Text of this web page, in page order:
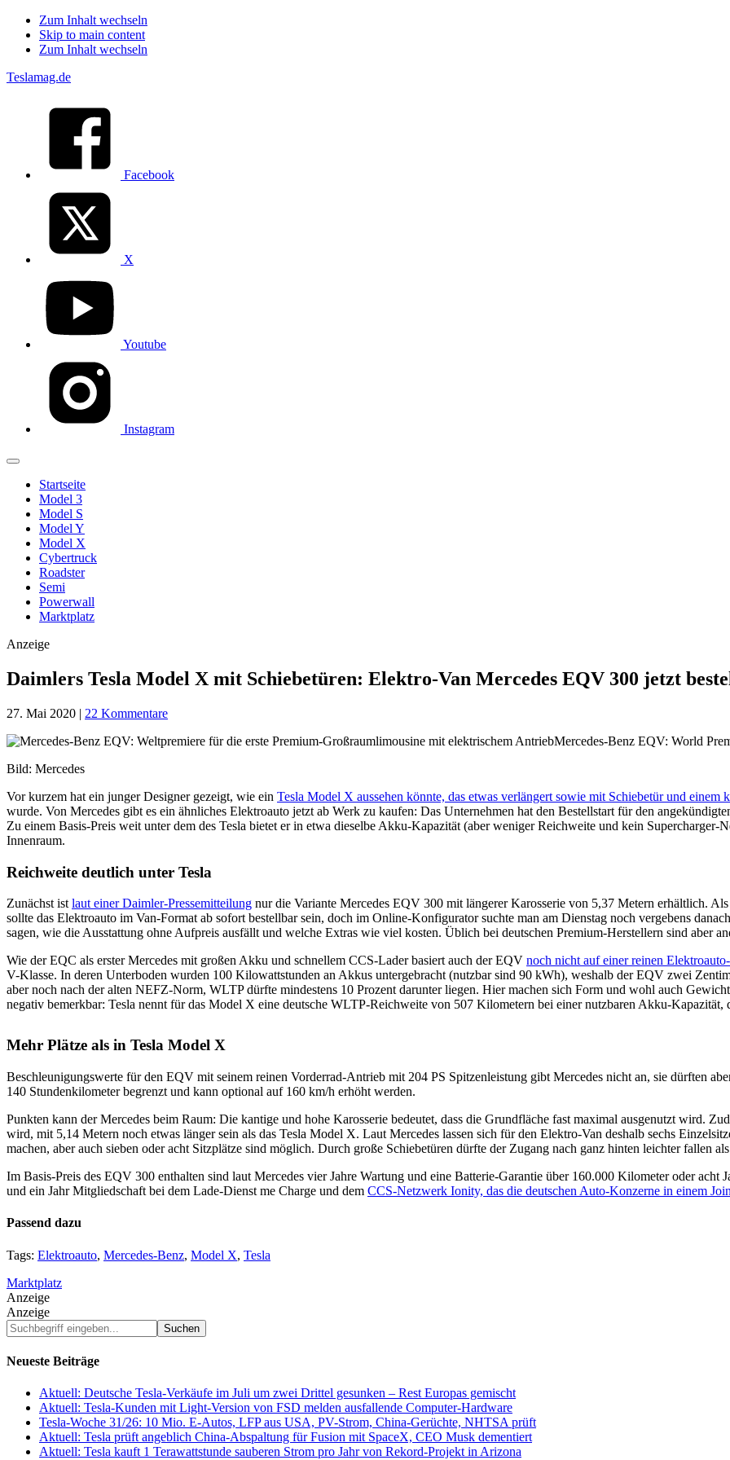
Zum Inhalt wechseln
Skip to main content
Zum Inhalt wechseln
Teslamag.de
Facebook
X
Youtube
Instagram
Startseite
Model 3
Model S
Model Y
Model X
Cybertruck
Roadster
Semi
Powerwall
Marktplatz
Anzeige
Daimlers Tesla Model X mit Schiebetüren: Elektro-Van Mercedes EQV 300 jetzt
27. Mai 2020 | 22 Kommentare
Bild: Mercedes
Vor kurzem hat ein junger Designer gezeigt, wie ein Tesla Model X aussehen könnte, das etwas verlängert sowie mit Schiebetür und
wurde. Von Mercedes gibt es ein ähnliches Elektroauto jetzt ab Werk zu kaufen: Das Unternehmen hat den Bestellstart für den
Zu einem Basis-Preis weit unter dem des Tesla bietet er in etwa dieselbe Akku-Kapazität (aber weniger Reichweite und kein
Innenraum.
Reichweite deutlich unter Tesla
Zunächst ist laut einer Daimler-Pressemitteilung nur die Variante Mercedes EQV 300 mit längerer Karosserie von 5,37 Metern erhältlich.
sollte das Elektroauto im Van-Format ab sofort bestellbar sein, doch im Online-Konfigurator suchte man am Dienstag noch vergebens
sagen, wie die Ausstattung ohne Aufpreis ausfällt und welche Extras wie viel kosten. Üblich bei deutschen Premium-Herstellern sind aber
Wie der EQC als erster Mercedes mit großen Akku und schnellem CCS-Lader basiert auch der EQV noch nicht auf einer reinen
V-Klasse. In deren Unterboden wurden 100 Kilowattstunden an Akkus untergebracht (nutzbar sind 90 kWh), weshalb der EQV zwei
aber noch nach der alten NEFZ-Norm, WLTP dürfte mindestens 10 Prozent darunter liegen. Hier machen sich Form und wohl auch
negativ bemerkbar: Tesla nennt für das Model X eine deutsche WLTP-Reichweite von 507 Kilometern bei einer nutzbaren Akku-
Mehr Plätze als in Tesla Model X
Beschleunigungswerte für den EQV mit seinem reinen Vorderrad-Antrieb mit 204 PS Spitzenleistung gibt Mercedes nicht an, sie dürften
140 Stundenkilometer begrenzt und kann optional auf 160 km/h erhöht werden.
Punkten kann der Mercedes beim Raum: Die kantige und hohe Karosserie bedeutet, dass die Grundfläche fast maximal ausgenutzt wird.
wird, mit 5,14 Metern noch etwas länger sein als das Tesla Model X. Laut Mercedes lassen sich für den Elektro-Van deshalb sechs
machen, aber auch sieben oder acht Sitzplätze sind möglich. Durch große Schiebetüren dürfte der Zugang nach ganz hinten leichter fallen
Im Basis-Preis des EQV 300 enthalten sind laut Mercedes vier Jahre Wartung und eine Batterie-Garantie über 160.000 Kilometer oder
und ein Jahr Mitgliedschaft bei dem Lade-Dienst me Charge und dem CCS-Netzwerk Ionity, das die deutschen Auto-Konzerne in einem
Passend dazu
Tags: Elektroauto, Mercedes-Benz, Model X, Tesla
Marktplatz
Anzeige
Anzeige
Suchbegriff
eingeben...
Neueste Beiträge
Aktuell: Deutsche Tesla-Verkäufe im Juli um zwei Drittel gesunken – Rest Europas gemischt
Aktuell: Tesla-Kunden mit Light-Version von FSD melden ausfallende Computer-Hardware
Tesla-Woche 31/26: 10 Mio. E-Autos, LFP aus USA, PV-Strom, China-Gerüchte, NHTSA prüft
Aktuell: Tesla prüft angeblich China-Abspaltung für Fusion mit SpaceX, CEO Musk dementiert
Aktuell: Tesla kauft 1 Terawattstunde sauberen Strom pro Jahr von Rekord-Projekt in Arizona